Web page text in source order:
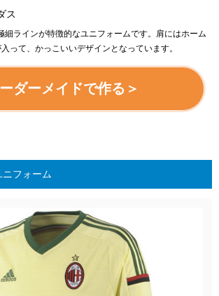
ス
細ラインが特徴的なユニフォームです。肩にはホーム
って、かっこいいデザインとなっています。
ダーメイドで作る＞
フォーム